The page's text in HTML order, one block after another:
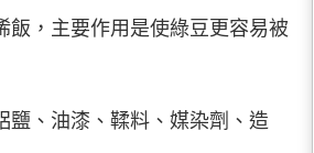
飯，主要作用是使綠豆更容易被
鹽、油漆、鞣料、媒染劑、造